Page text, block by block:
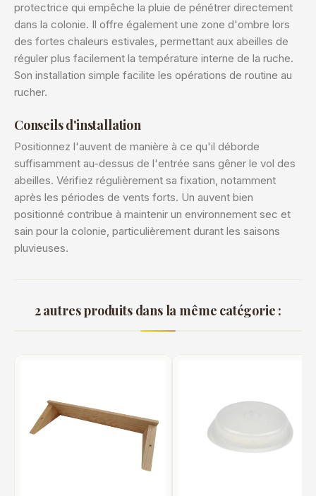
protectrice qui empêche la pluie de pénétrer directement
dans la colonie. Il offre également une zone d'ombre lors
des fortes chaleurs estivales, permettant aux abeilles de
réguler plus facilement la température interne de la ruche.
Son installation simple facilite les opérations de routine au
rucher.
Conseils d'installation
Positionnez l'auvent de manière à ce qu'il déborde
suffisamment au-dessus de l'entrée sans gêner le vol des
abeilles. Vérifiez régulièrement sa fixation, notamment
après les périodes de vents forts. Un auvent bien
positionné contribue à maintenir un environnement sec et
sain pour la colonie, particulièrement durant les saisons
pluvieuses.
2 autres produits dans la même catégorie :